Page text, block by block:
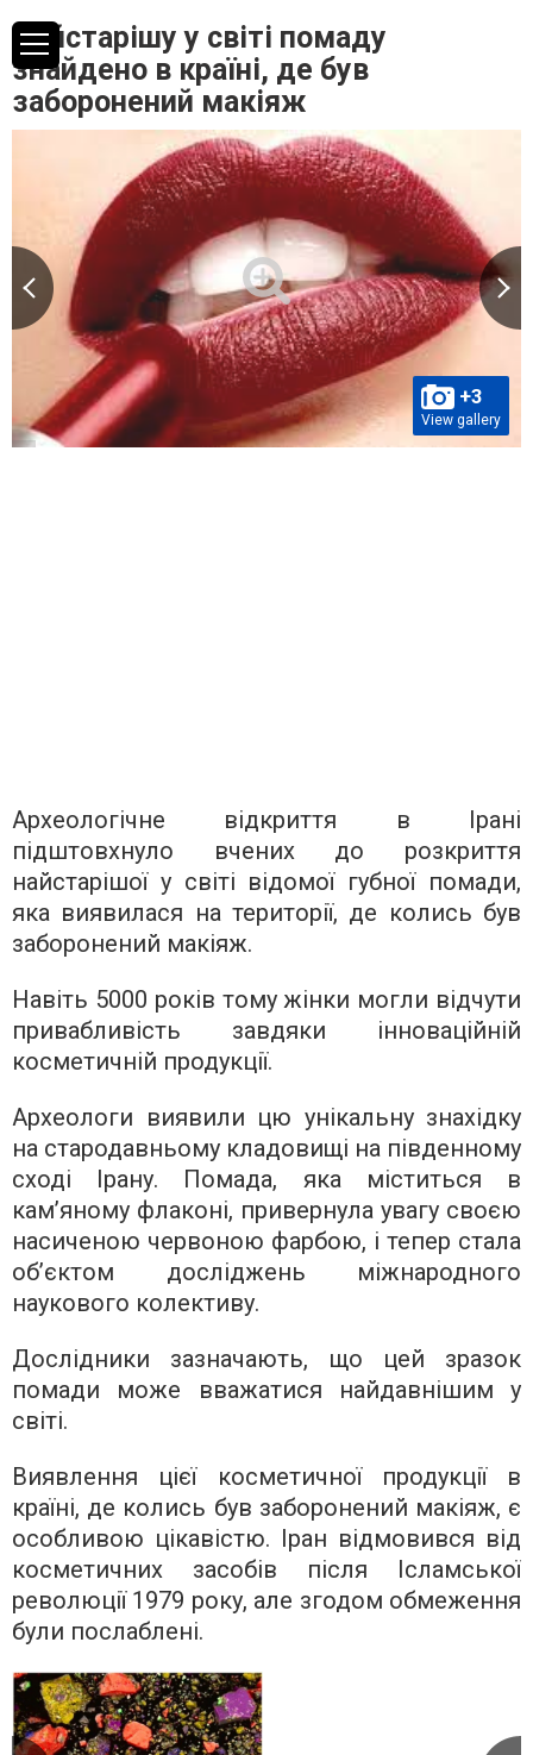
Найстарішу у світі помаду
знайдено в країні, де був
заборонений макіяж
+3
View gallery
Археологічне відкриття в Ірані
підштовхнуло вчених до розкриття
найстарішої у світі відомої губної помади,
яка виявилася на території, де колись був
заборонений макіяж.
Навіть 5000 років тому жінки могли відчути
привабливість завдяки інноваційній
косметичній продукції.
Археологи виявили цю унікальну знахідку
на стародавньому кладовищі на південному
сході Ірану. Помада, яка міститься в
кам’яному флаконі, привернула увагу своєю
насиченою червоною фарбою, і тепер стала
об’єктом досліджень міжнародного
наукового колективу.
Дослідники зазначають, що цей зразок
помади може вважатися найдавнішим у
світі.
Виявлення цієї косметичної продукції в
країні, де колись був заборонений макіяж, є
особливою цікавістю. Іран відмовився від
косметичних засобів після Ісламської
революції 1979 року, але згодом обмеження
були послаблені.